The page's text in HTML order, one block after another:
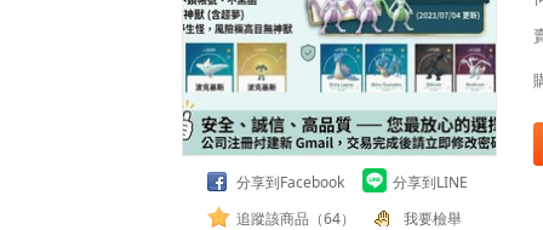
分享到Facebook
分享到LINE
追蹤該商品（64）
我要檢舉